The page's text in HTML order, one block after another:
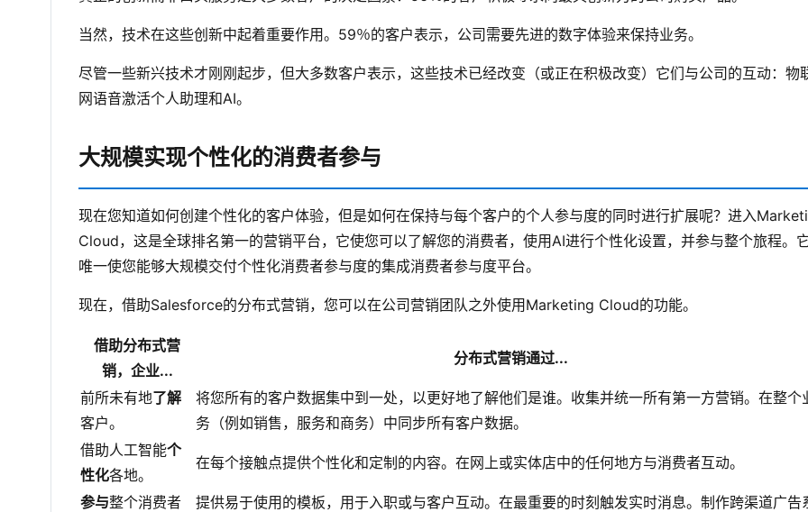
当然，技术在这些创新中起着重要作用。59％的客户表示，公司需要先进的数字体验来保持业务。
尽管一些新兴技术才刚刚起步，但大多数客户表示，这些技术已经改变（或正在积极改变）它们与公司的互动：物
网语音激活个人助理和AI。
大规模实现个性化的消费者参与
现在您知道如何创建个性化的客户体验，但是如何在保持与每个客户的个人参与度的同时进行扩展呢？进入
Cloud，这是全球排名第一的营销平台，它使您可以了解您的消费者，使用AI进行个性化设置，并参与整个旅程。
唯一使您能够大规模交付个性化消费者参与度的集成消费者参与度平台。
现在，借助Salesforce的分布式营销，您可以在公司营销团队之外使用Marketing Cloud的功能。
借助分布式营
销，企业...
分布式营销通过...
前所未有地了解
客户。
将您所有的客户数据集中到一处，以更好地了解他们是谁。收集并统一所有第一方营销。在整个
务（例如销售，服务和商务）中同步所有客户数据。
借助人工智能个
性化各地。
在每个接触点提供个性化和定制的内容。在网上或实体店中的任何地方与消费者互动。
参与整个消费者
提供易于使用的模板，用于入职或与客户互动。在最重要的时刻触发实时消息。制作跨渠道广告